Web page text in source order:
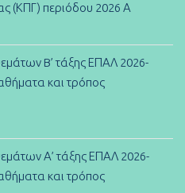
(ΚΠΓ) περιόδου 2026 Α
B’ τάξης ΕΠΑΛ 2026-
και τρόπος
Α’ τάξης ΕΠΑΛ 2026-
και τρόπος